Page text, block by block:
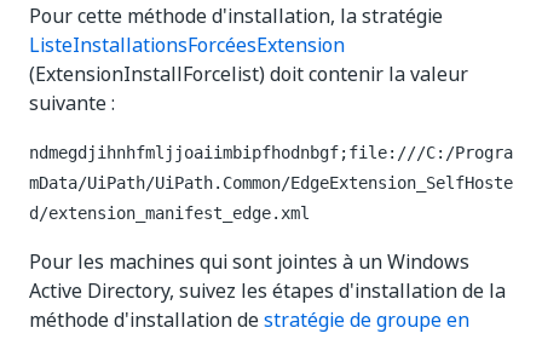
Pour cette méthode d'installation, la stratégie
ListeInstallationsForcéesExtension
(ExtensionInstallForcelist) doit contenir la valeur
suivante :
ndmegdjihnhfmljjoaiimbipfhodnbgf;file:///C:/Progra
mData/UiPath/UiPath.Common/EdgeExtension_SelfHoste
d/extension_manifest_edge.xml
Pour les machines qui sont jointes à un Windows
Active Directory, suivez les étapes d'installation de la
méthode d'installation destratégie de groupe en